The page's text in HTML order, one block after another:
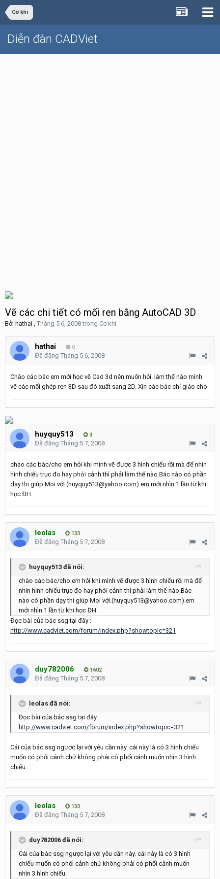
Cơ khí
Diễn đàn CADViet
Vẽ các chi tiết có mối ren bằng AutoCAD 3D
Bởi hathai , Tháng 5 6, 2008trong Cơ khí
hathai 0
Đã đăng Tháng 5 6, 2008
Chào các bác em mới học vẽ Cad 3d nên muốn hỏi. làm thế nào mình
vẽ các mối ghép ren 3D sau đó xuất sang 2D. Xin các bác chỉ giáo cho
huyquy513 3
Đã đăng Tháng 5 7, 2008
chào các bác/cho em hỏi khi mình vẽ được 3 hình chiếu rồi mà để nhìn
hình chiếu trục đo hay phói cảnh thì phải làm thế nào.Bác nào có phần
dạy thi giúp Moi với.(huyquy513@yahoo.com).em mới nhìn 1 lần từ khi
học ĐH.
leolas 133
Đã đăng Tháng 5 7, 2008
huyquy513 đã nói:
chào các bác/cho em hỏi khi mình vẽ được 3 hình chiếu rồi mà để
nhìn hình chiếu trục đo hay phói cảnh thì phải làm thế nào.Bác
nào có phần dạy thi giúp Moi với.(huyquy513@yahoo.com).em
mới nhìn 1 lần từ khi học ĐH.
Đọc bài của bác ssg tại đây :
http://www.cadviet.com/forum/index.php?showtopic=321
duy782006 1602
Đã đăng Tháng 5 7, 2008
leolas đã nói:
Đọc bài của bác ssg tại đây :
http://www.cadviet.com/forum/index.php?showtopic=321
Cái của bác ssg ngược lại với yêu cần này. cái này là có 3 hình chiếu
muốn có phối cảnh chứ không phải có phối cảnh muốn nhìn 3 hình
chiếu.
leolas 133
Đã đăng Tháng 5 7, 2008
duy782006 đã nói:
Cái của bác ssg ngược lại với yêu cần này. cái này là có 3 hình
chiếu muốn có phối cảnh chứ không phải có phối cảnh muốn
nhìn 3 hình chiếu.